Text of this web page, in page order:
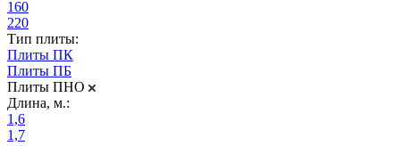
160
220
Тип плиты:
Плиты ПК
Плиты ПБ
Плиты ПНО
Длина, м.:
1,6
1,7